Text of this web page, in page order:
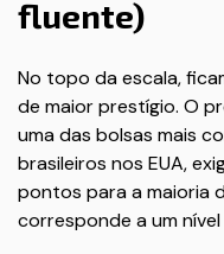
fluente)
No topo da escala,
de maior prestígio. O
uma das bolsas mais
brasileiros nos EUA,
pontos para a maioria
corresponde a um nível